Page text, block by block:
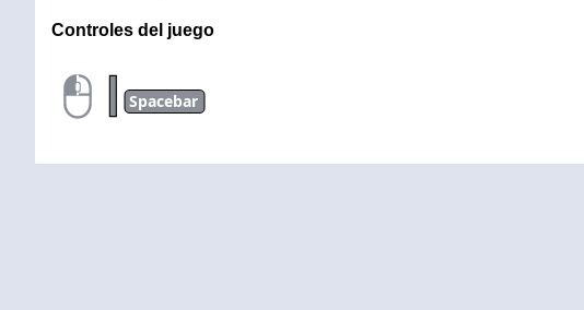
Controles del juego
| Spacebar